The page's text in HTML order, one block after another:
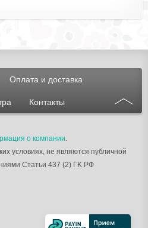
Оплата и доставка
Контакты
о компании.
условиях, не являются публичной
Статьи 437 (2) ГK РФ